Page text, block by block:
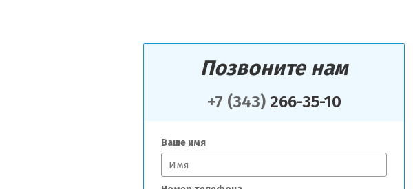
Позвоните нам
+7 (343)266-35-10
Ваше имя